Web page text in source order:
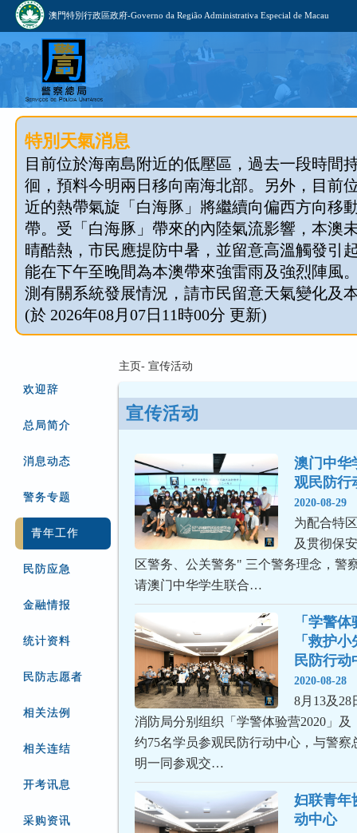
澳門特別行政區政府-Governo da Região Administrativa Especial de Macau
特別天氣消息
目前位於海南島附近的低壓區，過去一段時間
徊，預料今明兩日移向南海北部。另外，目前
近的熱帶氣旋「白海豚」將繼續向偏西方向移
帶。受「白海豚」帶來的內陸氣流影響，本澳
晴酷熱，市民應提防中暑，並留意高溫觸發引
能在下午至晚間為本澳帶來強雷雨及強烈陣風
測有關系統發展情況，請市民留意天氣變化及
(於 2026年08月07日11時00分 更新)
欢迎辞
总局简介
消息动态
警务专题
青年工作
民防应急
金融情报
统计资料
民防志愿者
相关法例
相关连结
开考讯息
采购资讯
主页- 宣传活动
宣传活动
澳门中华
观民防行
2020-08-29
为配合特
及贯彻保
区警务、公关警务" 三个警务理念，警
请澳门中华学生联合…
「学警
「救护
民防行动
2020-08-28
8月13及28
消防局分别组织「学警体验营2020」及
约75名学员参观民防行动中心，与警察
明一同参观交…
妇联青年
动中心